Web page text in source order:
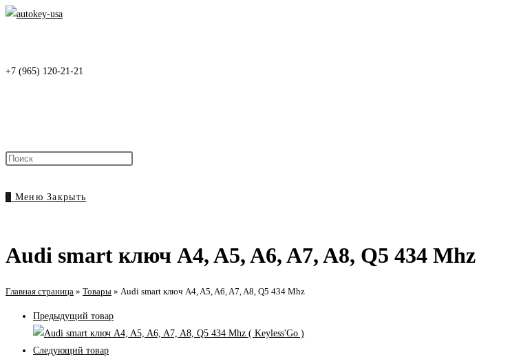
Перейти
+7 (965) 120-21-21
поиска.
0 Меню Закрыть
Audi smart ключ A4, A5, A6, A7, A8, Q5 434 Mhz
Главная страница » Товары » Audi smart ключ A4, A5, A6, A7, A8, Q5 434 Mhz
Предыдущий товар
Следующий товар